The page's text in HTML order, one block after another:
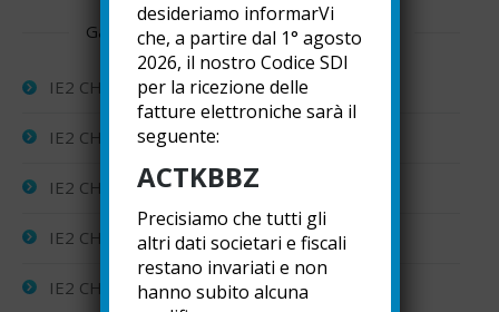
Gamma motori asincroni trifase IE2 / IE3
IE2 CHT-A Motori elettrici 2 poli
IE2 CHT-A Motori elettrici 4 poli
IE2 CHT-A Motori elettrici 6 poli
IE2 CHT-G Motori elettrici 2 poli
IE2 CHT-G Motori elettrici 4 poli
desideriamo informarVi
che, a partire dal 1° agosto
2026, il nostro Codice SDI
per la ricezione delle
fatture elettroniche sarà il
seguente:
ACTKBBZ
Precisiamo che tutti gli
altri dati societari e fiscali
restano invariati e non
hanno subito alcuna